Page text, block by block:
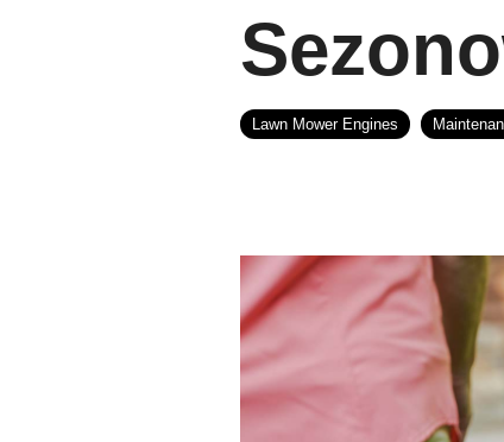
Lawn Mower Engines